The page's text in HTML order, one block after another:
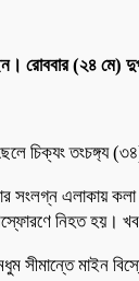
রোববার (২৪
তংচঙ্গ্য
সংলগ্ন এলাকায়
নিহত হয়। খবর
সীমান্তে